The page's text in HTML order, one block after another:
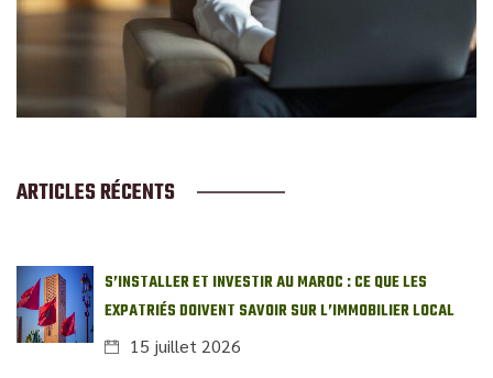
ARTICLES RÉCENTS
S’INSTALLER ET INVESTIR AU MAROC : CE QUE LES
EXPATRIÉS DOIVENT SAVOIR SUR L’IMMOBILIER LOCAL
15 juillet 2026